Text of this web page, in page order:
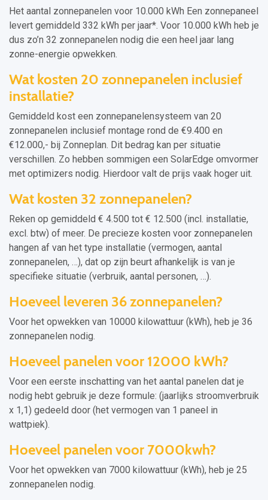
Het aantal zonnepanelen voor 10.000 kWh Een zonnepaneel
levert gemiddeld 332 kWh per jaar*. Voor 10.000 kWh heb je
dus zo’n 32 zonnepanelen nodig die een heel jaar lang
zonne-energie opwekken.
Wat kosten 20 zonnepanelen inclusief
installatie?
Gemiddeld kost een zonnepanelensysteem van 20
zonnepanelen inclusief montage rond de €9.400 en
€12.000,- bij Zonneplan. Dit bedrag kan per situatie
verschillen. Zo hebben sommigen een SolarEdge omvormer
met optimizers nodig. Hierdoor valt de prijs vaak hoger uit.
Wat kosten 32 zonnepanelen?
Reken op gemiddeld € 4.500 tot € 12.500 (incl. installatie,
excl. btw) of meer. De precieze kosten voor zonnepanelen
hangen af van het type installatie (vermogen, aantal
zonnepanelen, …), dat op zijn beurt afhankelijk is van je
specifieke situatie (verbruik, aantal personen, …).
Hoeveel leveren 36 zonnepanelen?
Voor het opwekken van 10000 kilowattuur (kWh), heb je 36
zonnepanelen nodig.
Hoeveel panelen voor 12000 kWh?
Voor een eerste inschatting van het aantal panelen dat je
nodig hebt gebruik je deze formule: (jaarlijks stroomverbruik
x 1,1) gedeeld door (het vermogen van 1 paneel in
wattpiek).
Hoeveel panelen voor 7000kwh?
Voor het opwekken van 7000 kilowattuur (kWh), heb je 25
zonnepanelen nodig.